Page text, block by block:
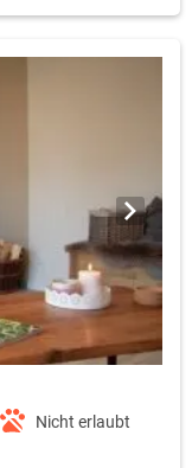
Nicht erlaubt